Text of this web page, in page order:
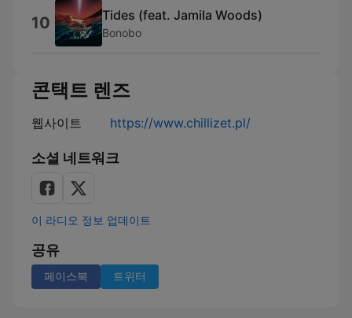
10 Tides (feat. Jamila Woods)
Bonobo
콘택트 렌즈
웹사이트 https://www.chillizet.pl/
소셜 네트워크
이 라디오 정보 업데이트
공유
페이스북 트위터